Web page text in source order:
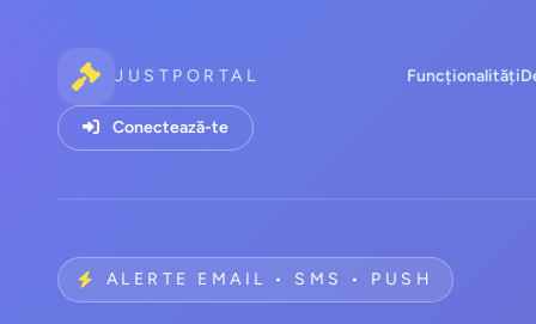
JUSTPORTAL Funcționalități
Conectează-te
ALERTE EMAIL • SMS • PUSH